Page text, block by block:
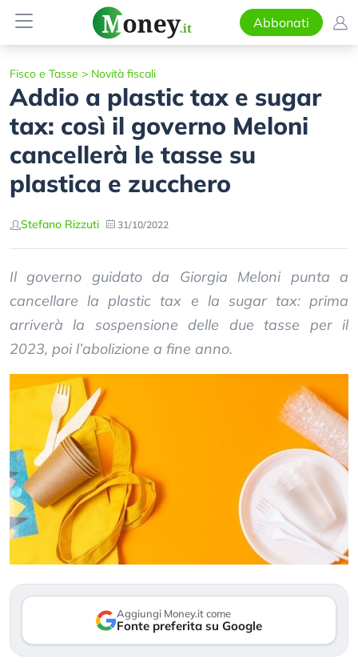
Abbonati
Fisco e Tasse > Novità fiscali
Addio a plastic tax e sugar
tax: così il governo Meloni
cancellerà le tasse su
plastica e zucchero
Stefano Rizzuti 31/10/2022
Il governo guidato da Giorgia Meloni punta a
cancellare la plastic tax e la sugar tax: prima
arriverà la sospensione delle due tasse per il
2023, poi l’abolizione a fine anno.
Aggiungi Money.it come
Fonte preferita su Google